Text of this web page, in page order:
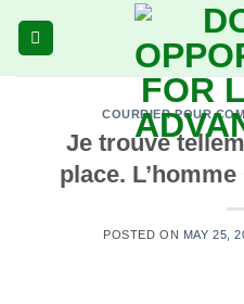
COURRIER POUR
Je trouve
place.
POSTED ON MAY 25,